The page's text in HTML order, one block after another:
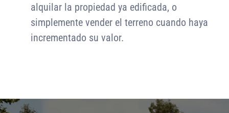
alquilar la propiedad ya edificada, o
simplemente vender el terreno cuando haya
incrementado su valor.